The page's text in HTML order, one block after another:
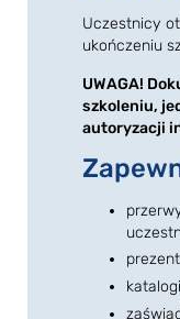
Uczestnicy
ukończeniu
UWAGA!
szkoleniu,
autoryzacji